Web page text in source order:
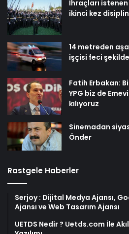
İhraçları
ikinci kez
14 metreden
işçisi feci
Fatih Erbakan:
YPG biz de
kılıyoruz
Sinemadan
Önder
Rastgele Haberler
Serjoy : Dijital Medya Ajansı,
Ajansı ve Web Tasarım Ajansı
UETDS Nedir ? Uetds.com İle